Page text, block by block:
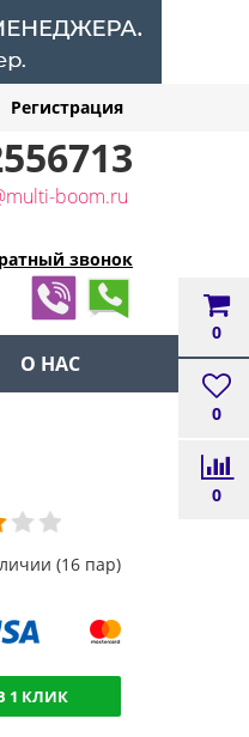
0
0
0
Регистрация
boom.ru
звонок
О НАС
(16 пар)
1 КЛИК